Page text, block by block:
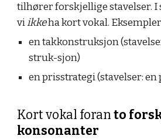
tilhører forskjellige stavelser. I
viikkeha kort vokal.
en takkonstruksjon
struk-sjon)
en prisstrategi (stavelser: en
Kort vokal foranto
konsonanter